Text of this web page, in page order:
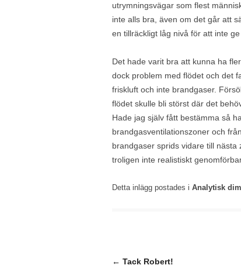
utrymningsvägar som flest
inte alls bra, även om det går att
en tillräckligt låg nivå för att inte
Det hade varit bra att kunna ha
dock problem med flödet och det
friskluft och inte brandgaser.
flödet skulle bli störst där det
Hade jag själv fått bestämma så
brandgasventilationszoner och
brandgaser sprids vidare till
troligen inte realistiskt
Detta inlägg postades i Analytisk
Inläggsnavigering
← Tack Robert!